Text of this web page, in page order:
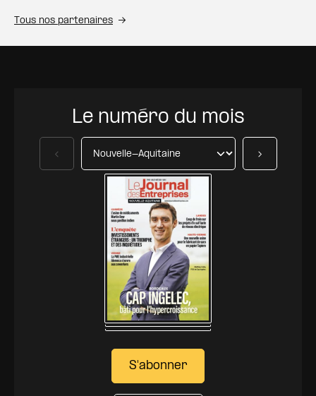
Tous nos partenaires
Le numéro du mois
S'abonner
Précédent Suivant